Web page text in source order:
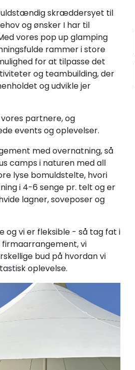
skræddersyet til
og ønsker I har til
vores pop up glamping
rammer i store
for at tilpasse det
og teambuilding, der
og udvikle jer
partnere, og
events og oplevelser.
med overnatning, så
camps i naturen med all
lyse bomuldstelte, hvori
i 4-6 senge pr. telt og er
lagner, soveposer og
og vi er fleksible - så tag fat i
firmaarrangement, vi
bud på hvordan vi
oplevelse.